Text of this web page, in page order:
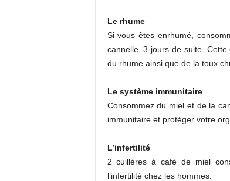
Le rhume
Si vous êtes enrhumé,
cannelle, 3 jours de suite.
du rhume ainsi que de la toux
Le système immunitaire
Consommez du miel et de la
immunitaire et protéger votre
L’infertilité
2 cuillères à café de miel
l’infertilité chez les hommes.